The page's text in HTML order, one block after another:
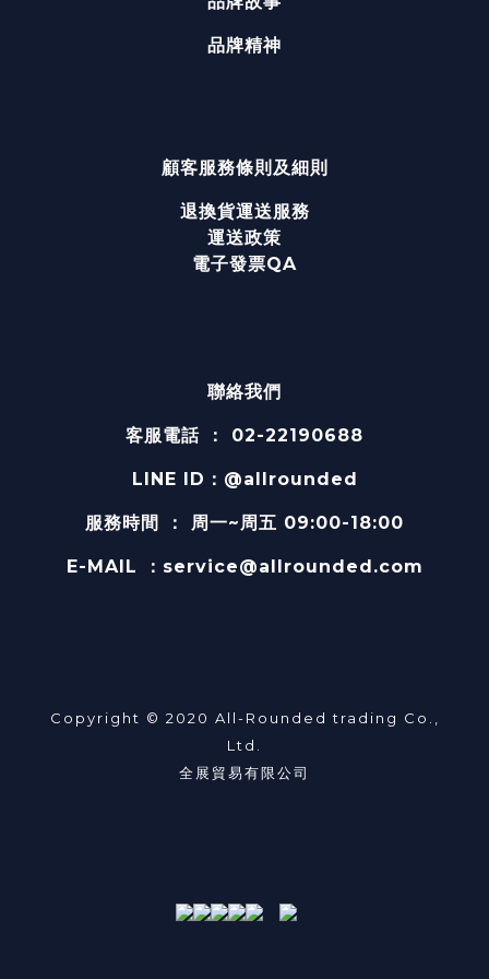
品牌精神
顧客服務條則及細則
退換貨運送服務
運送政策
電子發票QA
聯絡我們
客服電話 ： 02-22190688
LINE ID：@allrounded
服務時間 ： 周一~周五 09:00-18:00
E-MAIL ：service@allrounded.com
Copyright © 2020 All-Rounded trading Co.,
Ltd.
全展貿易有限公司